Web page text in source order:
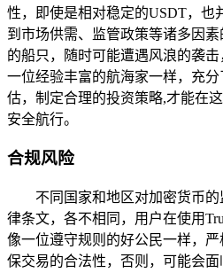
性，即使是相对稳定的USDT，也
到市场供需、监管政策等诸多因
的船只，随时可能遭遇风浪的袭
一位经验丰富的航海家一样，充
估，制定合理的投资策略,才能在
安全航行。
合规风险
不同国家和地区对加密货币
律条文，各不相同，用户在使用
像一位遵守规则的好公民一样，
保交易的合法性，否则，可能会